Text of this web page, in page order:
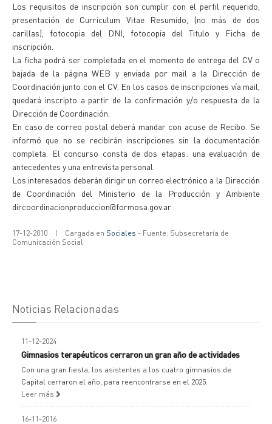
Los requisitos de inscripción son cumplir con el perfil requerido,
presentación de Curriculum Vitae Resumido, (no más de dos
carillas), fotocopia del DNI, fotocopia del Titulo y Ficha de
inscripción.
La ficha podrá ser completada en el momento de entrega del CV o
bajada de la página WEB y enviada por mail a la Dirección de
Coordinación junto con el CV. En los casos de inscripciones vía mail,
quedará inscripto a partir de la confirmación y/o respuesta de la
Dirección de Coordinación.
En caso de correo postal deberá mandar con acuse de Recibo. Se
informó que no se recibirán inscripciones sin la documentación
completa. El concurso consta de dos etapas: una evaluación de
antecedentes y una entrevista personal.
Los interesados deberán dirigir un correo electrónico a la Dirección
de Coordinación del Ministerio de la Producción y Ambiente
dircoordinacionproduccion@formosa.gov.ar .
17-12-2010 | Cargada en Sociales - Fuente: Subsecretaría de
Comunicación Social
Noticias Relacionadas
11-12-2024
Gimnasios terapéuticos cerraron un gran año de actividades
Con una gran fiesta, los asistentes a los cuatro gimnasios de
Capital cerraron el año, para reencontrarse en el 2025.
Leer más
16-11-2016